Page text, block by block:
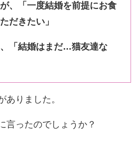
、「一度結婚を前提にお食
だきたい」
「結婚はまだ…猫友達な
ありました。
言ったのでしょうか？